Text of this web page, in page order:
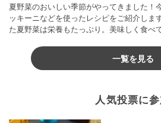
夏野菜のおいしい季節がやってきました！
ッキーニなどを使ったレシピをご紹介しま
た夏野菜は栄養もたっぷり。美味しく食べ
一覧を見る
人気投票に